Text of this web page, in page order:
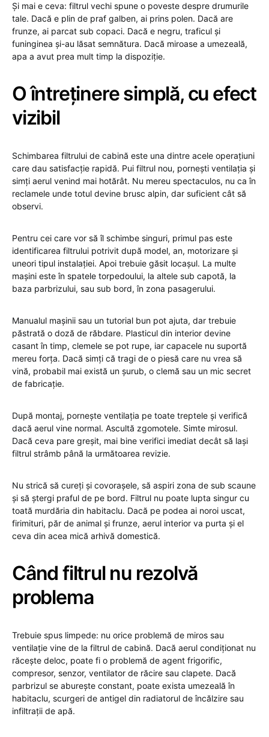
Și mai e ceva: filtrul vechi spune o poveste despre drumurile
tale. Dacă e plin de praf galben, ai prins polen. Dacă are
frunze, ai parcat sub copaci. Dacă e negru, traficul și
funinginea și-au lăsat semnătura. Dacă miroase a umezeală,
apa a avut prea mult timp la dispoziție.
O întreținere simplă, cu efect
vizibil
Schimbarea filtrului de cabină este una dintre acele operațiuni
care dau satisfacție rapidă. Pui filtrul nou, pornești ventilația și
simți aerul venind mai hotărât. Nu mereu spectaculos, nu ca în
reclamele unde totul devine brusc alpin, dar suficient cât să
observi.
Pentru cei care vor să îl schimbe singuri, primul pas este
identificarea filtrului potrivit după model, an, motorizare și
uneori tipul instalației. Apoi trebuie găsit locașul. La multe
mașini este în spatele torpedoului, la altele sub capotă, la
baza parbrizului, sau sub bord, în zona pasagerului.
Manualul mașinii sau un tutorial bun pot ajuta, dar trebuie
păstrată o doză de răbdare. Plasticul din interior devine
casant în timp, clemele se pot rupe, iar capacele nu suportă
mereu forța. Dacă simți că tragi de o piesă care nu vrea să
vină, probabil mai există un șurub, o clemă sau un mic secret
de fabricație.
După montaj, pornește ventilația pe toate treptele și verifică
dacă aerul vine normal. Ascultă zgomotele. Simte mirosul.
Dacă ceva pare greșit, mai bine verifici imediat decât să lași
filtrul strâmb până la următoarea revizie.
Nu strică să cureți și covorașele, să aspiri zona de sub scaune
și să ștergi praful de pe bord. Filtrul nu poate lupta singur cu
toată murdăria din habitaclu. Dacă pe podea ai noroi uscat,
firimituri, păr de animal și frunze, aerul interior va purta și el
ceva din acea mică arhivă domestică.
Când filtrul nu rezolvă
problema
Trebuie spus limpede: nu orice problemă de miros sau
ventilație vine de la filtrul de cabină. Dacă aerul condiționat nu
răcește deloc, poate fi o problemă de agent frigorific,
compresor, senzor, ventilator de răcire sau clapete. Dacă
parbrizul se aburește constant, poate exista umezeală în
habitaclu, scurgeri de antigel din radiatorul de încălzire sau
infiltrații de apă.